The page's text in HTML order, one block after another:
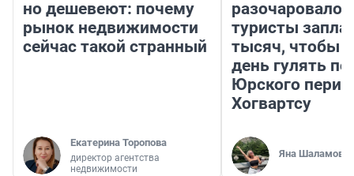
но дешевеют: почему
рынок недвижимости
сейчас такой странный
Екатерина Торопова
директор агентства
недвижимости
разочаровало»:
туристы
тысяч, чтобы
день гулять по
Юрского
Хогвартсу
Яна Шаламова